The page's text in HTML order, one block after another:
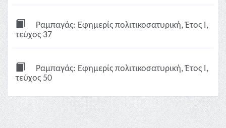
Ραμπαγάς: Εφημερίς πολιτικοσατυρική, Έτος Ι,
τεύχος 37
Ραμπαγάς: Εφημερίς πολιτικοσατυρική, Έτος Ι,
τεύχος 50